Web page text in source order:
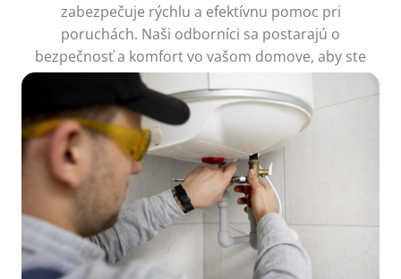
zabezpečuje rýchlu a efektívnu pomoc pri
poruchách. Naši odborníci sa postarajú o
bezpečnosť a komfort vo vašom domove, aby ste
sa nemuseli obávať studených dní.